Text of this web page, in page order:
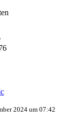
2024 um 07:42